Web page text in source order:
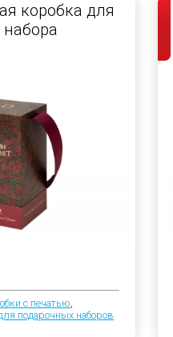
коробка для
набора
с печатью,
подарочных наборов